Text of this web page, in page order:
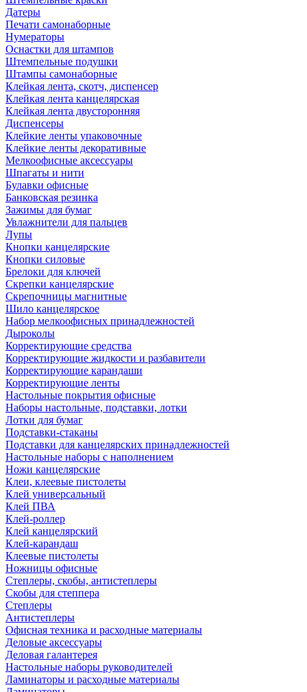
Датеры
Печати самонаборные
Нумераторы
Оснастки для штампов
Штемпельные подушки
Штампы самонаборные
Клейкая лента, скотч, диспенсер
Клейкая лента канцелярская
Клейкая лента двусторонняя
Диспенсеры
Клейкие ленты упаковочные
Клейкие ленты декоративные
Мелкоофисные аксессуары
Шпагаты и нити
Булавки офисные
Банковская резинка
Зажимы для бумаг
Увлажнители для пальцев
Лупы
Кнопки канцелярские
Кнопки силовые
Брелоки для ключей
Скрепки канцелярские
Скрепочницы магнитные
Шило канцелярское
Набор мелкоофисных принадлежностей
Дыроколы
Корректирующие средства
Корректирующие жидкости и разбавители
Корректирующие карандаши
Корректирующие ленты
Настольные покрытия офисные
Наборы настольные, подставки, лотки
Лотки для бумаг
Подставки-стаканы
Подставки для канцелярских принадлежностей
Настольные наборы с наполнением
Ножи канцелярские
Клеи, клеевые пистолеты
Клей универсальный
Клей ПВА
Клей-роллер
Клей канцелярский
Клей-карандаш
Клеевые пистолеты
Ножницы офисные
Степлеры, скобы, антистеплеры
Скобы для степпера
Степлеры
Антистеплеры
Офисная техника и расходные материалы
Деловые аксессуары
Деловая галантерея
Настольные наборы руководителей
Ламинаторы и расходные материалы